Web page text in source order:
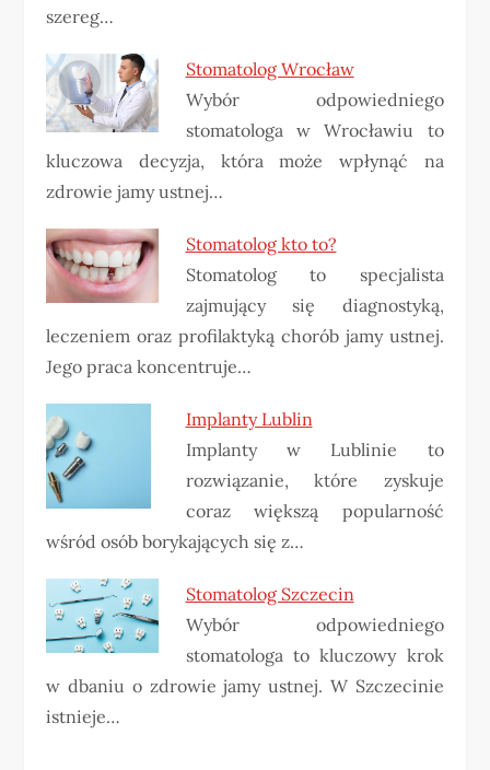
szereg…
Stomatolog Wrocław
Wybór odpowiedniego
stomatologa w Wrocławiu to
kluczowa decyzja, która może wpłynąć na
zdrowie jamy ustnej…
Stomatolog kto to?
Stomatolog to specjalista
zajmujący się diagnostyką,
leczeniem oraz profilaktyką chorób jamy ustnej.
Jego praca koncentruje…
Implanty Lublin
Implanty w Lublinie to
rozwiązanie, które zyskuje
coraz większą popularność
wśród osób borykających się z…
Stomatolog Szczecin
Wybór odpowiedniego
stomatologa to kluczowy krok
w dbaniu o zdrowie jamy ustnej. W Szczecinie
istnieje…